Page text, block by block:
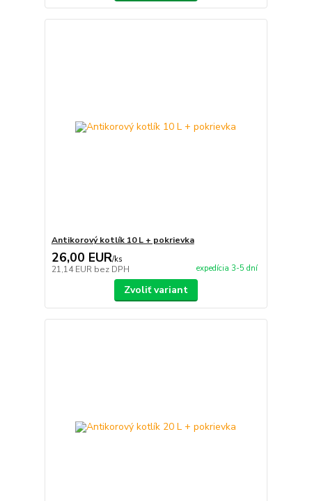
Antikorový kotlík 10 L + pokrievka
26,00 EUR/ks
21,14 EUR bez DPH expedícia 3-5 dní
Zvoliť variant